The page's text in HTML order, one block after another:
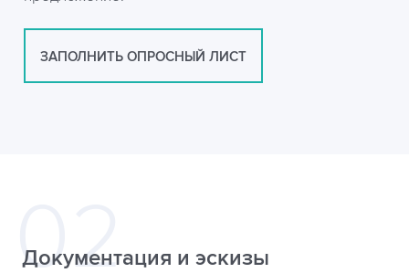
ЗАПОЛНИТЬ ОПРОСНЫЙ ЛИСТ
Документация и эскизы